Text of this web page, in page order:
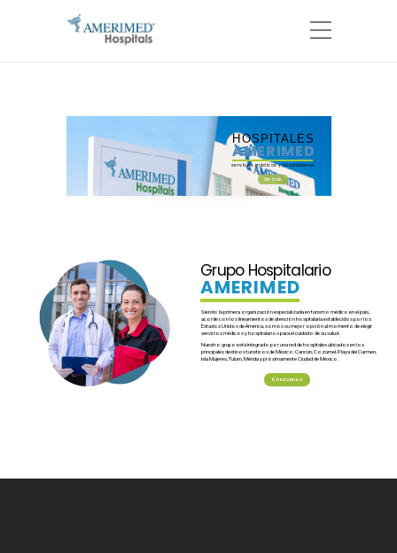
servicios médicos y hospitalarios
HOSPITALES
AMERIMED
Ver más
Conócenos
Grupo Hospitalario
AMERIMED
Nuestro grupo está integrado por una red de hospitales ubicados en los
principales destinos turisticos de México: Cancún, Cozumel, Playa del Carmen,
Isla Mujeres, Tulum, Mérida y próximamente Ciudad de México.
Siendo la primera organización especializada en turismo médico en el país,
acorde con los lineamientos de atención hospitalaria establecidos por los
Estados Unidos de América, somos su mejor opción al momento de elegir
servicios médicos y hospitalarios para el cuidado de su salud.